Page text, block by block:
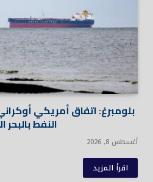
بلومبرغ: اتفاق أمريكي
النفط بالبحر
أغسطس 8, 2026
اقرأ المزيد